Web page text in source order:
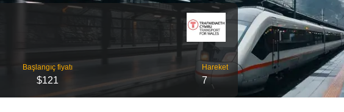
Başlangıç ​​fiyatı
$121
Hareket
7